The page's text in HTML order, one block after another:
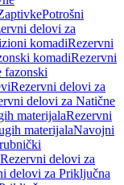
Potrošni
delovi za
komadiRezervni
komadiRezervni
fazonski
Rezervni delovi za
delovi za Natične
materijalaRezervni
materijalaNavojni
Rezervni delovi za
delovi za Priključna